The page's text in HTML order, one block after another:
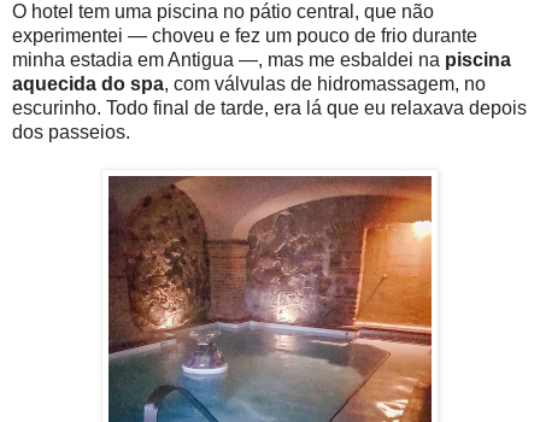
O hotel tem uma piscina no pátio central, que não
experimentei — choveu e fez um pouco de frio durante
minha estadia em Antigua —, mas me esbaldei na piscina
aquecida do spa, com válvulas de hidromassagem, no
escurinho. Todo final de tarde, era lá que eu relaxava depois
dos passeios.